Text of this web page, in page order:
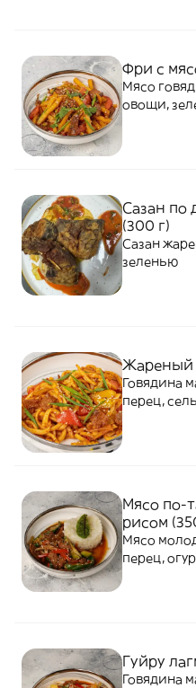
Фри с
Мясо
овощи,
Сазан по
(300 г)
Сазан
зеленью
Жареный
Говядина
перец,
Мясо по-
рисом
Мясо
перец,
Гуйру
Говядина